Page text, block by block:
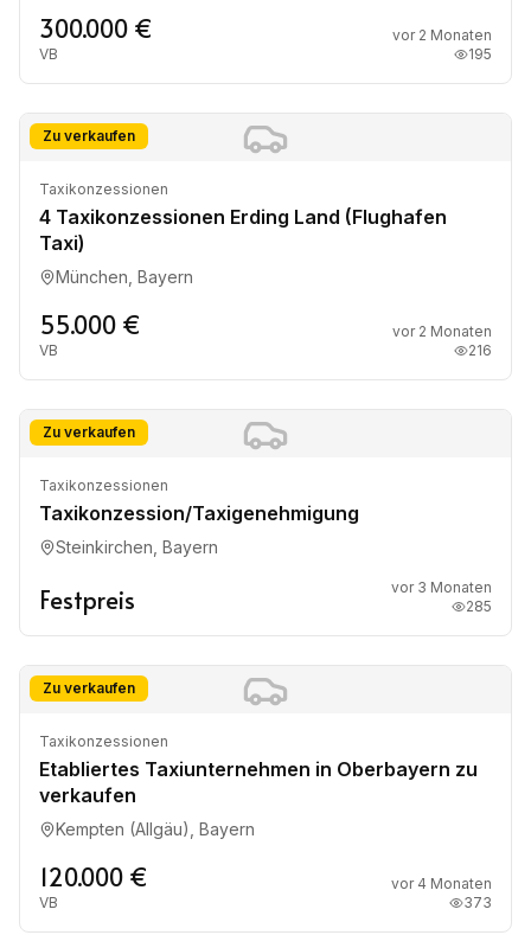
300.000 €
VB
vor 2 Monaten
195
Zu verkaufen
Taxikonzessionen
4 Taxikonzessionen Erding Land (Flughafen
Taxi)
München, Bayern
55.000 €
VB
vor 2 Monaten
216
Zu verkaufen
Taxikonzessionen
Taxikonzession/Taxigenehmigung
Steinkirchen, Bayern
Festpreis
vor 3 Monaten
285
Zu verkaufen
Taxikonzessionen
Etabliertes Taxiunternehmen in Oberbayern zu
verkaufen
Kempten (Allgäu), Bayern
120.000 €
VB
vor 4 Monaten
373